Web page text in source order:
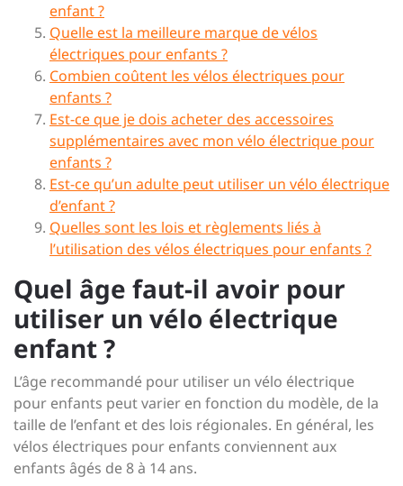
enfant ?
Quelle est la meilleure marque de vélos
électriques pour enfants ?
Combien coûtent les vélos électriques pour
enfants ?
Est-ce que je dois acheter des accessoires
supplémentaires avec mon vélo électrique pour
enfants ?
Est-ce qu’un adulte peut utiliser un vélo électrique
d’enfant ?
Quelles sont les lois et règlements liés à
l’utilisation des vélos électriques pour enfants ?
Quel âge faut-il avoir pour
utiliser un vélo électrique
enfant ?
L’âge recommandé pour utiliser un vélo électrique
pour enfants peut varier en fonction du modèle, de la
taille de l’enfant et des lois régionales. En général, les
vélos électriques pour enfants conviennent aux
enfants âgés de 8 à 14 ans.